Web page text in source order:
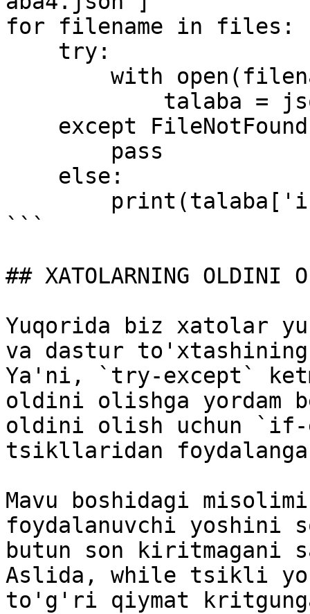
for filename in files:
```
## XATOLARNING OLDINI
Yuqorida biz xatolar
va dastur
Ya'ni, `try-except`
oldini olishga yordam
oldini olish uchun
tsikllaridan
Mavu boshidagi
foydalanuvchi yoshini
butun son
Aslida, while tsikli
to'g'ri qiymat